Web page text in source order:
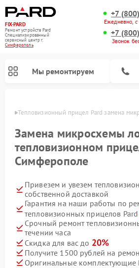
FIX-PARD
Ремонт устройств Pard
Специализированный
cервисный центр г.
Симферополь
+7
Ежедневно,
+7
Звонок
Мы ремонтируем
Тепловизионный прицел Pard замена
Замена микросхемы
тепловизионном
Симферополе
Привезем и увезем
собственной доставкой
Гарантия на наши работы по
тепловизионных прицелов
Срочный ремонт
течении часа
Скидка для вас до 20%
Получите 1500 рублей на
Оригинальные комплектующие